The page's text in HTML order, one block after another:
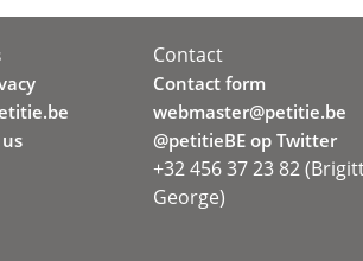
Contact
Contact form
webmaster@petitie.be
@petitieBE op Twitter
+32 456 37 23 82
George)